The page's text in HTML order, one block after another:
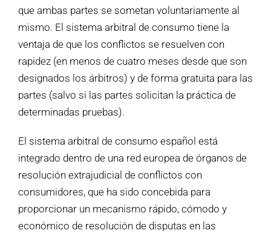
que ambas partes se sometan voluntariamente al
mismo. El sistema arbitral de consumo tiene la
ventaja de que los conflictos se resuelven con
rapidez (en menos de cuatro meses desde que son
designados los árbitros) y de forma gratuita para las
partes (salvo si las partes solicitan la práctica de
determinadas pruebas).
El sistema arbitral de consumo español está
integrado dentro de una red europea de órganos de
resolución extrajudicial de conflictos con
consumidores, que ha sido concebida para
proporcionar un mecanismo rápido, cómodo y
económico de resolución de disputas en las